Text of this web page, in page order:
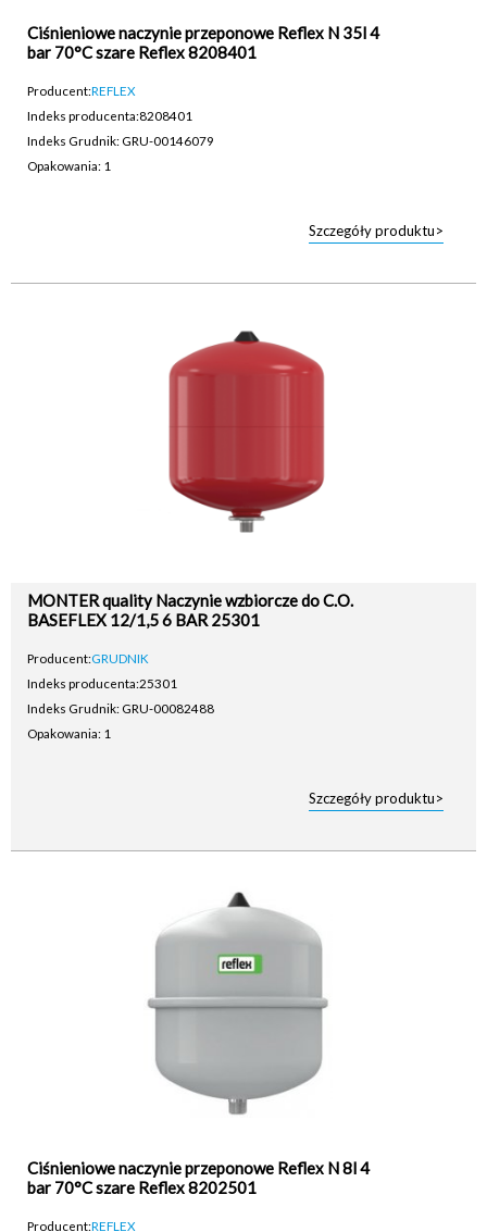
Ciśnieniowe naczynie przeponowe Reflex N 35l 4
bar 70°C szare Reflex 8208401
Producent:REFLEX
Indeks producenta:8208401
Indeks Grudnik: GRU-00146079
Opakowania: 1
Szczegóły produktu>
MONTER quality Naczynie wzbiorcze do C.O.
BASEFLEX 12/1,5 6 BAR 25301
Producent:GRUDNIK
Indeks producenta:25301
Indeks Grudnik: GRU-00082488
Opakowania: 1
Szczegóły produktu>
Ciśnieniowe naczynie przeponowe Reflex N 8l 4
bar 70°C szare Reflex 8202501
Producent:REFLEX